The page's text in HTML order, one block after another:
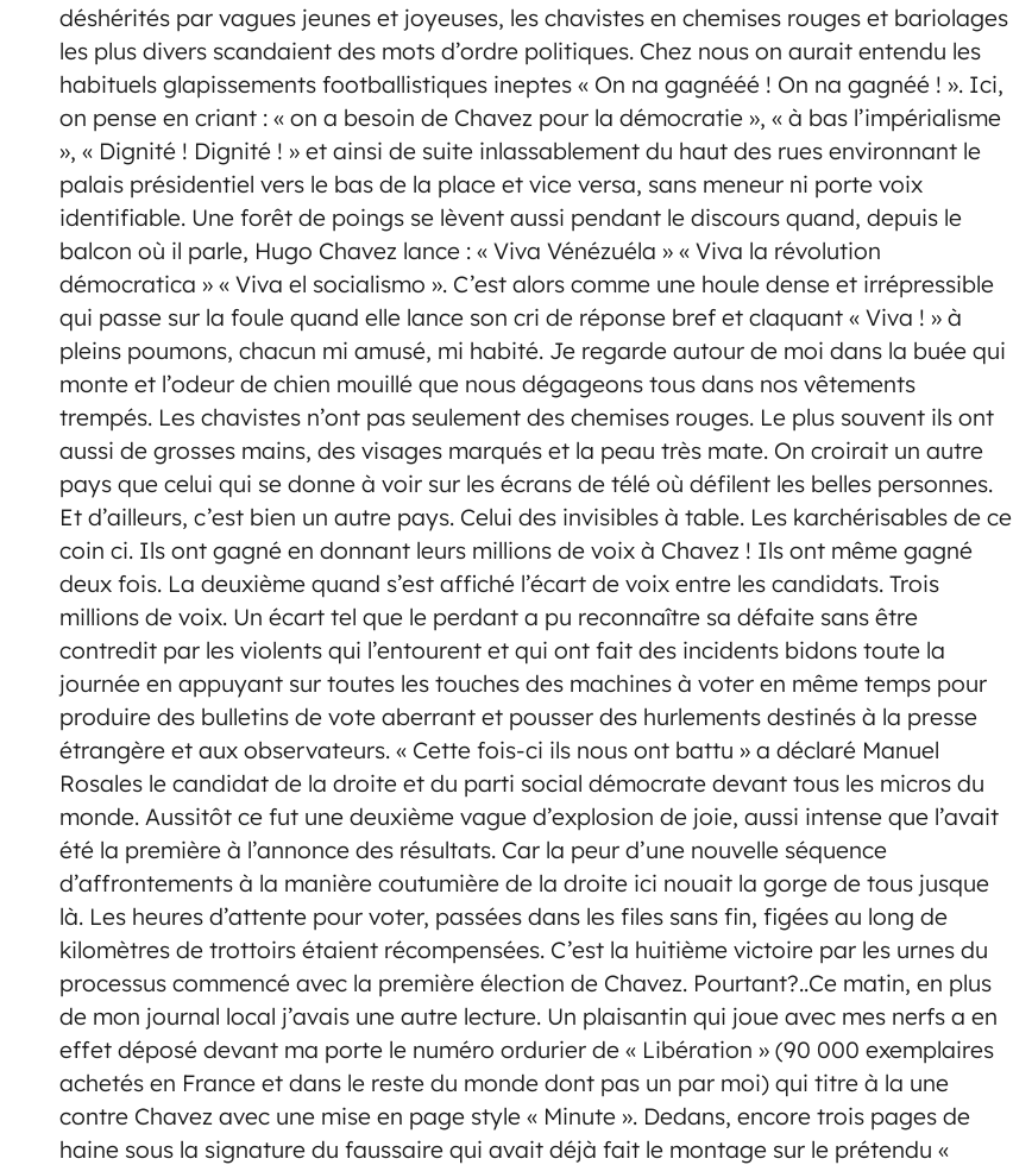
déshérités par vagues jeunes et joyeuses, les chavistes en chemises rouges et bariolages
les plus divers scandaient des mots d’ordre politiques. Chez nous on aurait entendu les
habituels glapissements footballistiques ineptes « On na gagnééé ! On na gagnéé ! ». Ici,
on pense en criant : « on a besoin de Chavez pour la démocratie », « à bas l’impérialisme
», « Dignité ! Dignité ! » et ainsi de suite inlassablement du haut des rues environnant le
palais présidentiel vers le bas de la place et vice versa, sans meneur ni porte voix
identifiable. Une forêt de poings se lèvent aussi pendant le discours quand, depuis le
balcon où il parle, Hugo Chavez lance : « Viva Vénézuéla » « Viva la révolution
démocratica » « Viva el socialismo ». C’est alors comme une houle dense et irrépressible
qui passe sur la foule quand elle lance son cri de réponse bref et claquant « Viva ! » à
pleins poumons, chacun mi amusé, mi habité. Je regarde autour de moi dans la buée qui
monte et l’odeur de chien mouillé que nous dégageons tous dans nos vêtements
trempés. Les chavistes n’ont pas seulement des chemises rouges. Le plus souvent ils ont
aussi de grosses mains, des visages marqués et la peau très mate. On croirait un autre
pays que celui qui se donne à voir sur les écrans de télé où défilent les belles personnes.
Et d’ailleurs, c’est bien un autre pays. Celui des invisibles à table. Les karchérisables de ce
coin ci. Ils ont gagné en donnant leurs millions de voix à Chavez ! Ils ont même gagné
deux fois. La deuxième quand s’est affiché l’écart de voix entre les candidats. Trois
millions de voix. Un écart tel que le perdant a pu reconnaître sa défaite sans être
contredit par les violents qui l’entourent et qui ont fait des incidents bidons toute la
journée en appuyant sur toutes les touches des machines à voter en même temps pour
produire des bulletins de vote aberrant et pousser des hurlements destinés à la presse
étrangère et aux observateurs. « Cette fois-ci ils nous ont battu » a déclaré Manuel
Rosales le candidat de la droite et du parti social démocrate devant tous les micros du
monde. Aussitôt ce fut une deuxième vague d’explosion de joie, aussi intense que l’avait
été la première à l’annonce des résultats. Car la peur d’une nouvelle séquence
d’affrontements à la manière coutumière de la droite ici nouait la gorge de tous jusque
là. Les heures d’attente pour voter, passées dans les files sans fin, figées au long de
kilomètres de trottoirs étaient récompensées. C’est la huitième victoire par les urnes du
processus commencé avec la première élection de Chavez. Pourtant?..Ce matin, en plus
de mon journal local j’avais une autre lecture. Un plaisantin qui joue avec mes nerfs a en
effet déposé devant ma porte le numéro ordurier de « Libération » (90 000 exemplaires
achetés en France et dans le reste du monde dont pas un par moi) qui titre à la une
contre Chavez avec une mise en page style « Minute ». Dedans, encore trois pages de
haine sous la signature du faussaire qui avait déjà fait le montage sur le prétendu «